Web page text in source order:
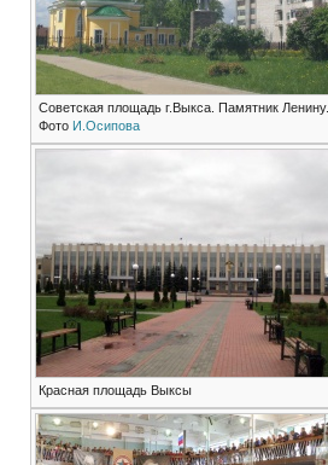
Советская площадь г.Выкса. Памятник Ленину.
Фото И.Осипова
Красная площадь Выксы